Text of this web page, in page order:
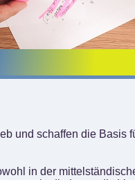
und schaffen die Basis
in der